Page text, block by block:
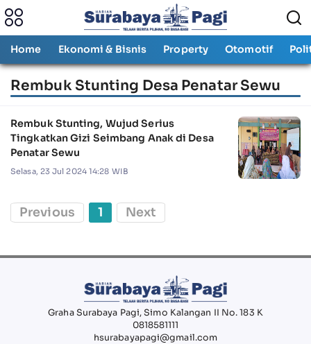
Home Ekonomi & Bisnis Property Otomotif
Rembuk Stunting Desa Penatar Sewu
Rembuk Stunting, Wujud Serius
Tingkatkan Gizi Seimbang Anak di Desa
Penatar Sewu
Selasa, 23 Jul 2024 14:28 WIB
Previous 1 Next
Graha Surabaya Pagi, Simo Kalangan II No. 183 K
0818581111
hsurabayapagi@gmail.com